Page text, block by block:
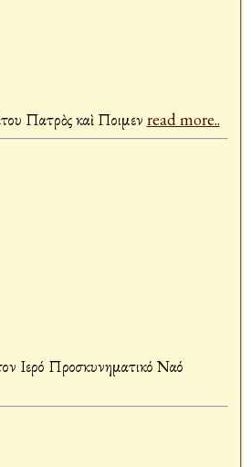
Πατρὸς καὶ Ποιμεν read more..
Ιερό Προσκυνηματικό Ναό